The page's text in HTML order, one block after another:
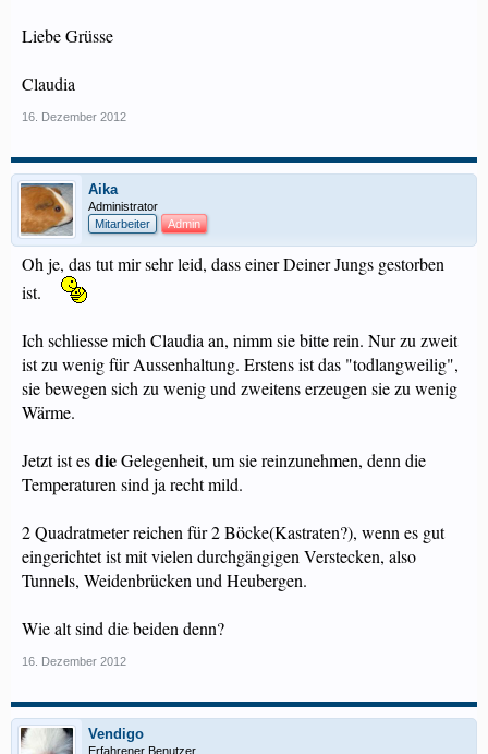
Liebe Grüsse
Claudia
16. Dezember 2012
Aika
Administrator
Mitarbeiter
Admin
Oh je, das tut mir sehr leid, dass einer Deiner Jungs gestorben
ist.
Ich schliesse mich Claudia an, nimm sie bitte rein. Nur zu zweit
ist zu wenig für Aussenhaltung. Erstens ist das "todlangweilig",
sie bewegen sich zu wenig und zweitens erzeugen sie zu wenig
Wärme.
Jetzt ist esdieGelegenheit, um sie reinzunehmen, denn die
Temperaturen sind ja recht mild.
2 Quadratmeter reichen für 2 Böcke(Kastraten?), wenn es gut
eingerichtet ist mit vielen durchgängigen Verstecken, also
Tunnels, Weidenbrücken und Heubergen.
Wie alt sind die beiden denn?
16. Dezember 2012
Vendigo
Erfahrener Benutzer